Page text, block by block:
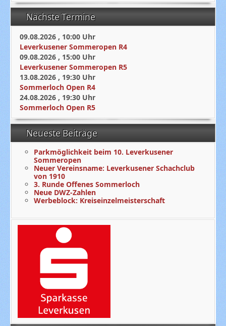
Nächste Termine
09.08.2026 , 10:00 Uhr
Leverkusener Sommeropen R4
09.08.2026 , 15:00 Uhr
Leverkusener Sommeropen R5
13.08.2026 , 19:30 Uhr
Sommerloch Open R4
24.08.2026 , 19:30 Uhr
Sommerloch Open R5
Neueste Beiträge
Parkmöglichkeit beim 10. Leverkusener
Sommeropen
Neuer Vereinsname: Leverkusener Schachclub
von 1910
3. Runde Offenes Sommerloch
Neue DWZ-Zahlen
Werbeblock: Kreiseinzelmeisterschaft